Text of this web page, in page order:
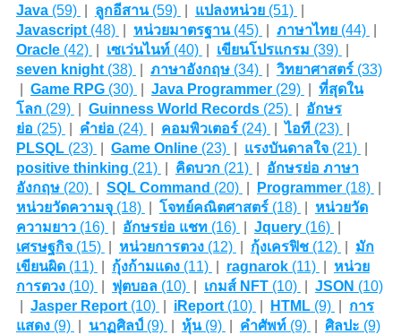
Java(59) ลูกอีสาน(59) แปลงหน่วย(51)
Javascript(48) หน่วยมาตรฐาน(45) ภาษาไทย(44)
Oracle(42) เซเว่นไนท์(40) เขียนโปรแกรม (39)
seven knight(38) ภาษาอังกฤษ(34) วิทยาศาสตร์(33)
Game RPG(30) Java Programmer(29)
ที่สุดใน
โลก(29) Guinness World Records(25)
อักษร
ย่อ (25) คำย่อ (24) คอมพิวเตอร์(24) |ไอที(23)
PLSQL(23) Game Online(23) แรงบันดาลใจ(21)
positive thinking (21) คิดบวก(21)
อักษรย่อ ภาษา
อังกฤษ(20) SQL Command (20) Programmer(18)
หน่วยวัดความจุ(18) โจทย์คณิตศาสตร์(18)
หน่วยวัด
ความยาว(16) อักษรย่อ แชท(16) Jquery(16)
เศรษฐกิจ(15) หน่วยการตวง(12) กุ้งเครฟิช(12)
มัก
เขียนผิด(11) กุ้งก้ามแดง(11) ragnarok(11)
หน่วย
การตวง(10) ฟุตบอล(10) เกมส์ NFT(10) JSON (10)
Jasper Report(10) iReport(10) HTML(9)
การ
แสดง(9) นาฏศิลป์ (9) หุ้น(9) คำศัพท์(9) ศิลปะ (9)